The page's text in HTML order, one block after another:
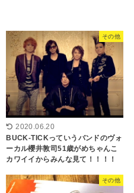
その他
2020.06.20
BUCK-TICKっていうバンドのヴォ
ーカル櫻井敦司51歳がめちゃんこ
カワイイからみんな見て！！！！
その他